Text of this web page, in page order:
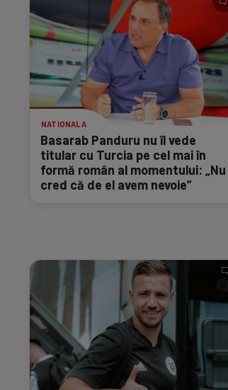
NATIONALA
Basarab Panduru nu îl vede
titular cu Turcia pe cel mai în
formă român al momentului: „Nu
cred că de el avem nevoie”